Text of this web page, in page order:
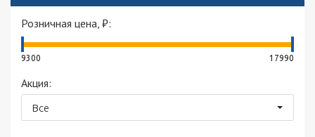
Розничная цена, ₽:
9300 17990
Акция:
Все